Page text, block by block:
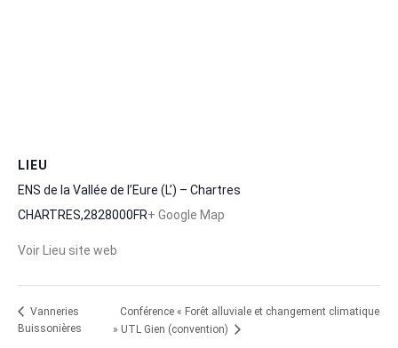
LIEU
ENS de la Vallée de l’Eure (L’) – Chartres
CHARTRES,2828000FR+ Google Map
Voir Lieu site web
Vanneries
Buissonières
Conférence « Forêt alluviale et changement climatique
» UTL Gien (convention)